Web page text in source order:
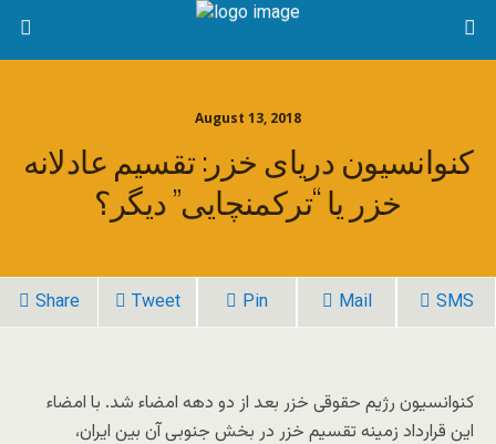
August 13, 2018
کنوانسیون دریای خزر: تقسیم عادلانه
خزر یا “ترکمنچایی” دیگر؟
Share Tweet Pin Mail SMS
کنوانسیون رژیم حقوقی خزر بعد از دو دهه امضاء شد. با امضاء
این قرارداد زمینه تقسیم خزر در بخش جنوبی آن بین ایران،